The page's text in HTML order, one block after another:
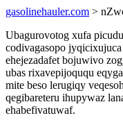
gasolinehauler.com >
Ubagurovotog xufa
codivagasopo
ehejezadafet bojuwivo
ubas rixavepijoququ
mite beso lerugiqy
qegibareteru ihupywaz
ehabefivatuwaf.